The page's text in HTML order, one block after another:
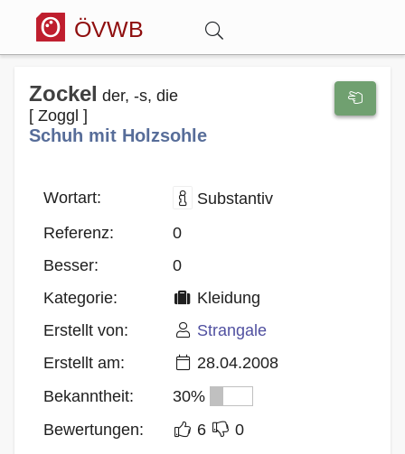
ÖVWB
Anmelden
Wörterbuch
Hitparade
Blog
Zockel der, -s, die
[ Zoggl ]
Schuh mit Holzsohle
Wortart:
Substantiv
Referenz:
0
Besser:
0
Kategorie:
Kleidung
Erstellt von:
Strangale
Erstellt am:
28.04.2008
Bekanntheit:
30%
Bewertungen:
6 0